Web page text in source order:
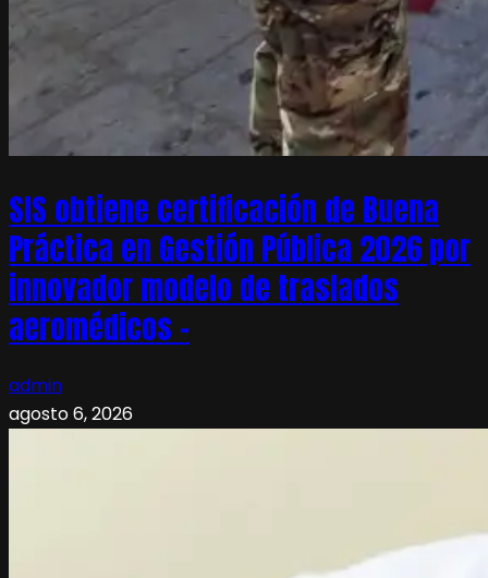
SIS obtiene certificación de Buena
Práctica en Gestión Pública 2026 por
innovador modelo de traslados
aeromédicos –
admin
agosto 6, 2026